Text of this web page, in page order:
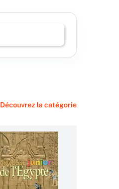
Découvrez la catégorie